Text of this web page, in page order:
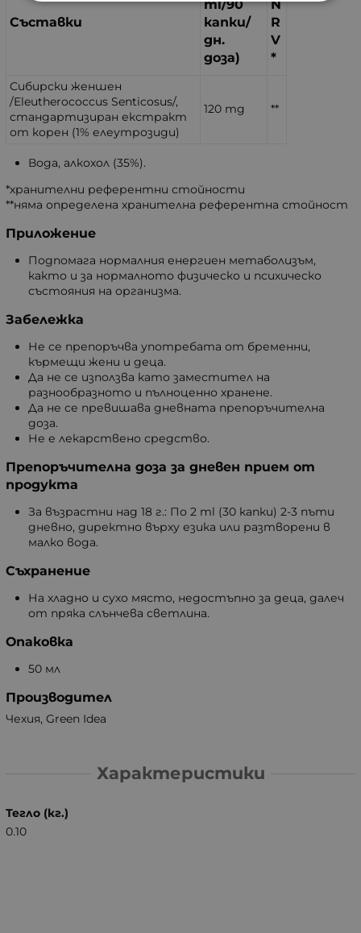
Съставки
ml/90
капки/
дн.
доза)
N
R
V
*
Сибирски женшен
/Eleutherococcus Senticosus/,
стандартизиран екстракт
от корен (1% елеутрозиди)
120 mg **
Вода, алкохол (35%).
*хранителни референтни стойности
**няма определена хранителна референтна стойност
Приложение
Подпомага нормалния енергиен метаболизъм,
както и за нормалното физическо и психическо
състояния на организма.
Забележка
Не се препоръчва употребата от бременни,
кърмещи жени и деца.
Да не се използва като заместител на
разнообразното и пълноценно хранене.
Да не се превишава дневната препоръчителна
доза.
Не е лекарствено средство.
Препоръчителна доза за дневен прием от
продукта
За възрастни над 18 г.: По 2 ml (30 капки) 2-3 пъти
дневно, директно върху езика или разтворени в
малко вода.
Съхранение
На хладно и сухо място, недостъпно за деца, далеч
от пряка слънчева светлина.
Опаковка
50 мл
Производител
Чехия, Green Idea
Характеристики
Тегло (кг.)
0.10